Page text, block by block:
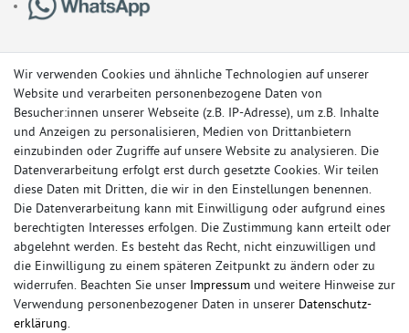
© Copyright 2026 Sportauspuff-Store.de - Alle Rechte vorbehalten.
Preisangaben inkl. gesetzlicher MwSt. und zzgl. Versandkosten
Das Internetportal für Sportendschalldämpfer, Komplettanlagen,
Rennsportanlagen, Sportendrohre, Universalteile, Fächerkrümmer,
Vorschalldämpfer, Sportkat, Ersatzrohr und Auspuffzubehör.
Wir verwenden Cookies und ähnliche Technologien auf unserer
Website und verarbeiten personenbezogene Daten von
Besucher:innen unserer Webseite (z.B. IP-Adresse), um z.B. Inhalte
und Anzeigen zu personalisieren, Medien von Drittanbietern
einzubinden oder Zugriffe auf unsere Website zu analysieren. Die
Datenverarbeitung erfolgt erst durch gesetzte Cookies. Wir teilen
diese Daten mit Dritten, die wir in den Einstellungen benennen.
Die Datenverarbeitung kann mit Einwilligung oder aufgrund eines
berechtigten Interesses erfolgen. Die Zustimmung kann erteilt oder
abgelehnt werden. Es besteht das Recht, nicht einzuwilligen und
die Einwilligung zu einem späteren Zeitpunkt zu ändern oder zu
widerrufen. Beachten Sie unser Impressum und weitere Hinweise zur
Verwendung personenbezogener Daten in unserer Daten­schutz­
erklärung.